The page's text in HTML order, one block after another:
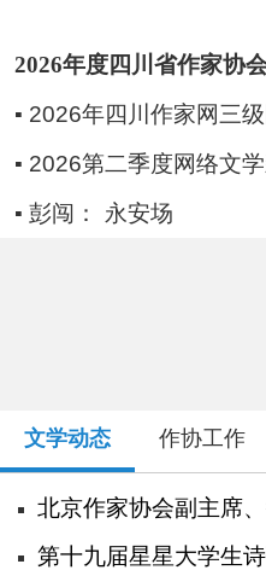
2026年四川作家网三级网络安全
2026第二季度网络文
彭闯： 永安场
文学动态 作协工作
第十九届星星大学生